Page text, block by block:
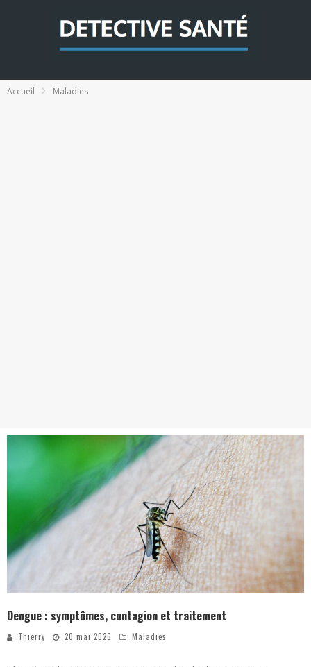
Accueil Maladies
Dengue : symptômes, contagion et traitement
Thierry 20 mai 2026 Maladies